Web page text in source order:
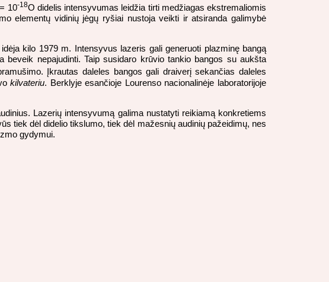
10-18O didelis intensyvumas leidžia tirti medžiagas ekstremaliomis
elementų vidinių jėgų ryšiai nustoja veikti ir atsiranda galimybė
idėja kilo 1979 m. Intensyvus lazeris gali generuoti plazminę bangą
nepajudinti. Taip susidaro krūvio tankio bangos su aukšta
Įkrautas daleles bangos gali draiverį sekančias daleles
kilvateriu. Berklyje esančioje Lourenso nacionalinėje laboratorijoje
Lazerių intensyvumą galima nustatyti reikiamą konkretiems
tiek dėl didelio tikslumo, tiek dėl mažesnių audinių pažeidimų, nes
gydymui.